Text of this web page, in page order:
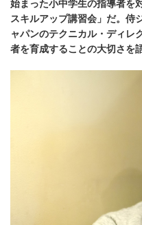
始まった小中学生の指導者を
スキルアップ講習会」だ。侍
ャパンのテクニカル・ディレ
者を育成することの大切さを